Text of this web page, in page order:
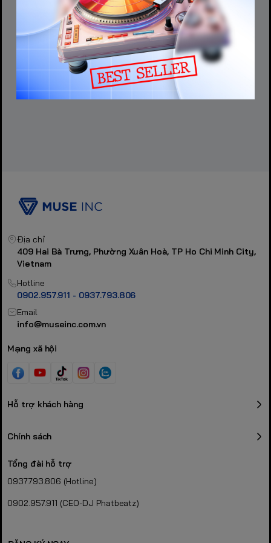
Địa chỉ
409 Hai Bà Trưng, Phường Xuân Hoà, TP Ho Chi Minh City,
Vietnam
Hotline
0902.957.911 - 0937.793.806
Email
info@museinc.com.vn
Mạng xã hội
Hỗ trợ khách hàng
Chính sách
Tổng đài hỗ trợ
0937.793.806 (Hotline)
0902.957.911 (CEO-DJ Phatbeatz)